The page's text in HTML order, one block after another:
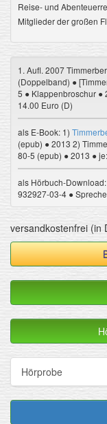
Reise- und
Mitglieder der großen
1. Aufl. 2007
(Doppelband) ●
5 ● Klappenbroschur ●
14.00 Euro (D)
als E-Book: 1)
(epub) ● 2013 2)
80-5 (epub) ● 2013 ● je:
als Hörbuch-Download:
932927-03-4 ●
versandkostenfrei (in
Hörprobe